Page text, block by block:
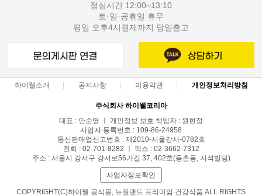
점심시간 12:00~13:10
토·일·공휴일 휴무
평일 오후4시결제까지 당일출고
하이웰소개 공지사항 이용약관 개인정보처리방침
주식회사 하이웰코리아
대표 : 안순영 ㅣ 개인정보 보호 책임자 : 원현정
사업자 등록번호 : 109-86-24958
통신판매업신고번호 : 제2010-서울강서-0782호
전화 : 02-701-8282 ㅣ 팩스 : 02-3662-7312
주소 : 서울시 강서구 강서로56가길 37, 402호(등촌동, 지석빌딩)
사업자정보확인
COPYRIGHT(C)하이웰 공식몰, 뉴질랜드 프리미엄 건강식품 ALL RIGHTS